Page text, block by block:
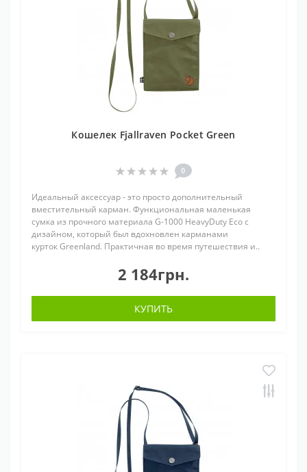
Кошелек Fjallraven Pocket Green
0
Идеальный аксессуар - это просто дополнительный
вместительный карман. Функциональная маленькая
сумка из прочного материала G-1000 HeavyDuty Eco с
дизайном, который был вдохновлен карманами
курток Greenland. Практичная во время путешествия и..
2 184грн.
КУПИТЬ